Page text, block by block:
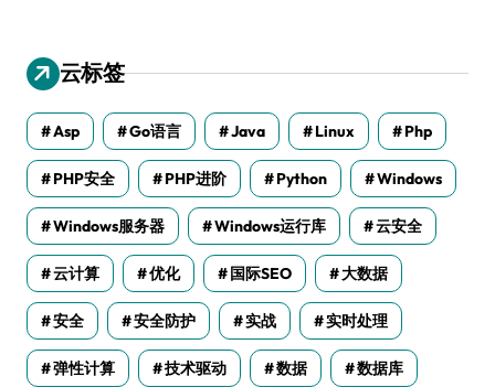
云标签
Asp Go语言 Java Linux Php
PHP安全 PHP进阶 Python Windows
Windows服务器 Windows运行库 云安全
云计算 优化 国际SEO 大数据
安全 安全防护 实战 实时处理
弹性计算 技术驱动 数据 数据库